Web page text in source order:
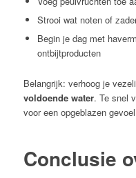
Strooi wat noten of
Begin je dag met
ontbijtproducten
Belangrijk: verhoog je
voldoende water. Te snel
voor een opgeblazen
Conclusie